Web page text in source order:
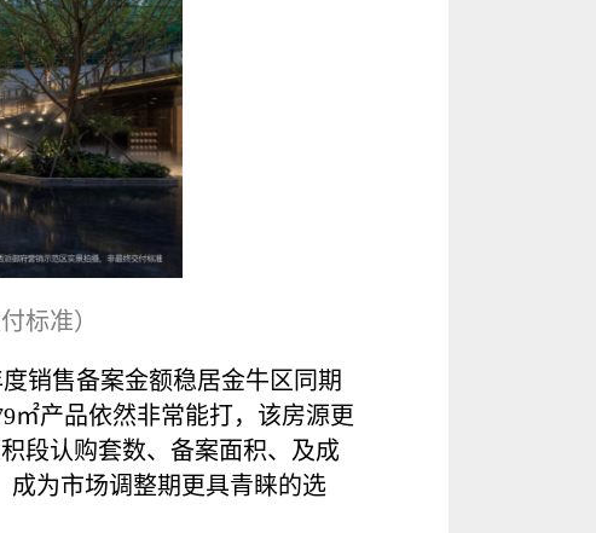
标准）
销售备案金额稳居金牛区同期
㎡产品依然非常能打，该房源更
段认购套数、备案面积、及成
成为市场调整期更具青睐的选